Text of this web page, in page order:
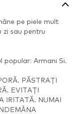
pe piele mult
zi sau pentru
popular: Armani Si.
PĂSTRAȚI
EVITAȚI
IRITATĂ. NUMAI